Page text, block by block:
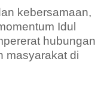
kebersamaan,
Idul
hubungan
masyarakat di